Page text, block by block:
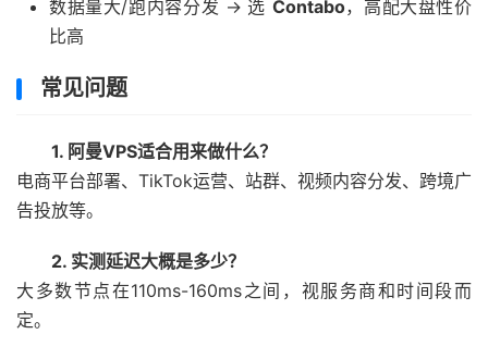
数据量大/跑内容分发 → 选 Contabo，高配大盘性价
比高
常见问题
1. 阿曼VPS适合用来做什么？
电商平台部署、TikTok运营、站群、视频内容分发、跨境广
告投放等。
2. 实测延迟大概是多少？
大多数节点在110ms-160ms之间，视服务商和时间段而
定。